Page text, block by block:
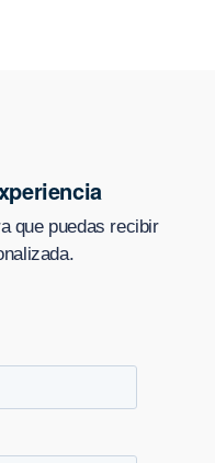
que puedas recibir